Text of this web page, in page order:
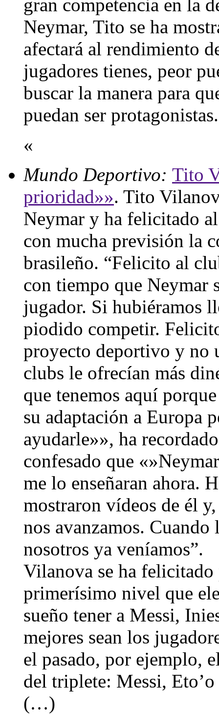
gran competencia en la
Neymar, Tito se ha
afectará al rendimiento
jugadores tienes, peor
buscar la manera para
puedan ser
«
Mundo Deportivo: Tito
prioridad»». Tito
Neymar y ha felicitado
con mucha previsión la
brasileño. “Felicito al
con tiempo que Neymar
jugador. Si hubiéramos
piodido competir.
proyecto deportivo y no
clubs le ofrecían más
que tenemos aquí
su adaptación a Europa
ayudarle»», ha
confesado que
me lo enseñaran ahora.
mostraron vídeos de él
nos avanzamos.
nosotros ya veníamos”.
Vilanova se ha
primerísimo nivel que
sueño tener a Messi,
mejores sean los
el pasado, por ejemplo,
del triplete: Messi,
(…)